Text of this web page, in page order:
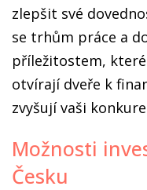
zlepšit své
se trhům práce a
příležitostem,
otvírají dveře k
zvyšují vaši
Možnosti
Česku